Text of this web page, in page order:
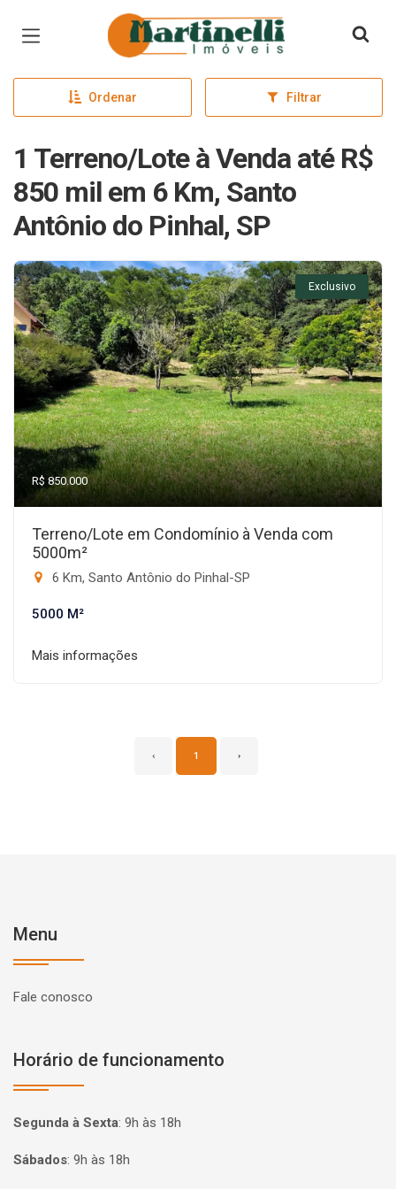
Página inicial
Ordenar Filtrar
1 Terreno/Lote à Venda até R$
850 mil em 6 Km, Santo
Antônio do Pinhal, SP
Exclusivo
R$ 850.000
Terreno/Lote em Condomínio à Venda com
5000m²
6 Km, Santo Antônio do Pinhal-SP
5000 M²
Mais informações
‹ 1 ›
Menu
Fale conosco
Horário de funcionamento
Segunda à Sexta: 9h às 18h
Sábados: 9h às 18h